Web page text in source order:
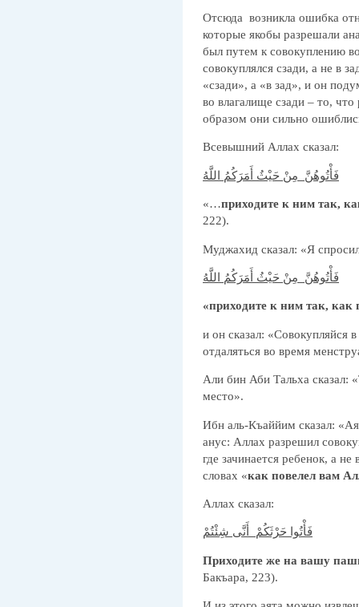
Отсюда возникла ошибка
которые якобы разрешали
был путем к совокуплению
совокуплялся сзади, а не в
«сзади», а «в зад», и он
во влагалище сзади – то,
образом они сильно
Всевышний Аллах сказал:
فَأْتُوهُنَّ مِنْ حَيْثُ أَمَرَكُمُ اللَّهُ
«…приходите к ним так,
222).
Муджахид сказал: «Я
فَأْتُوهُنَّ مِنْ حَيْثُ أَمَرَكُمُ اللَّهُ
«приходите к ним так, как
и он сказал: «Совокупляйся
отдаляться во время
Али бин Аби Тальха сказал:
место».
Ибн аль-Къаййим сказал:
анус: Аллах разрешил
где зачинается ребенок, а
словах «как повелел вам
Аллах сказал:
فَأْتُوا حَرْثَكُمْ أَنَّى شِئْتُمْ
Приходите же на вашу
Бакъара, 223).